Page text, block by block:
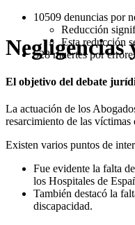
Negligencias
10509 denuncias por
Reducción
Esta reducción
528 muertes por
El objetivo del debate
La actuación de los
resarcimiento de las víctimas
Existen varios puntos de
Fue evidente la falta
los Hospitales de
También destacó la
discapacidad.